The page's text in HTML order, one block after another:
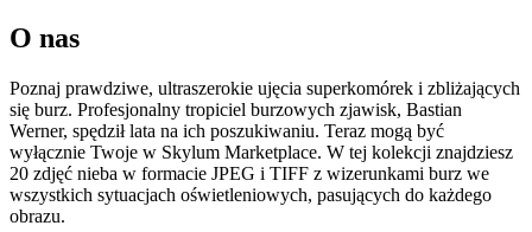
O nas
Poznaj prawdziwe, ultraszerokie ujęcia superkomórek i zbliżających
się burz. Profesjonalny tropiciel burzowych zjawisk, Bastian
Werner, spędził lata na ich poszukiwaniu. Teraz mogą być
wyłącznie Twoje w Skylum Marketplace. W tej kolekcji znajdziesz
20 zdjęć nieba w formacie JPEG i TIFF z wizerunkami burz we
wszystkich sytuacjach oświetleniowych, pasujących do każdego
obrazu.